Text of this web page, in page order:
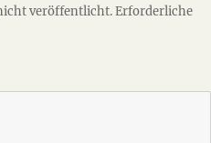
veröffentlicht. Erforderliche